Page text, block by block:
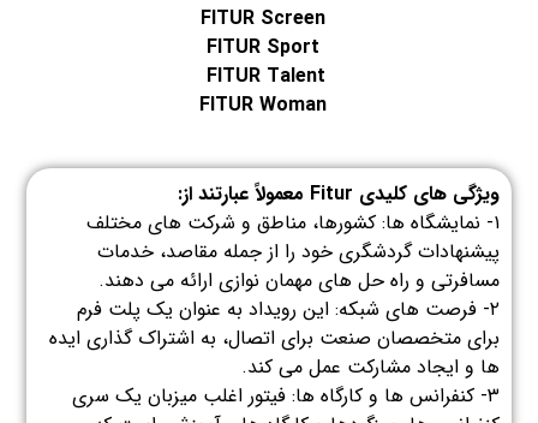
ویژگی های کلیدی Fitur معمولاً عبارتند از:
۱- نمایشگاه ها: کشورها، مناطق و شرکت های مختلف
پیشنهادات گردشگری خود را از جمله مقاصد، خدمات
مسافرتی و راه حل های مهمان نوازی ارائه می دهند.
۲- فرصت های شبکه: این رویداد به عنوان یک پلت فرم
برای متخصصان صنعت برای اتصال، به اشتراک گذاری ایده
ها و ایجاد مشارکت عمل می کند.
۳- کنفرانس ها و کارگاه ها: فیتور اغلب میزبان یک سری